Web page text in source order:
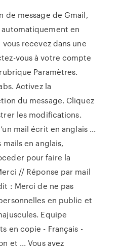
de message de Gmail,
en
recevez dans une
vous à votre compte
Paramètres.
Activez la
du message. Cliquez
les modifications.
mail écrit en anglais ...
mails en anglais,
pour faire la
// Réponse par mail
: Merci de ne pas
en public et
Equipe
en copie - Français -
et ... Vous avez